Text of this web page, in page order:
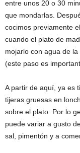
entre unos 20 o 30
que mondarlas.
cocimos previamente
cuando el plato de
mojarlo con agua de
(este paso es
A partir de aquí, ya es
tijeras gruesas en
sobre el plato. Por lo
puede variar a gusto
sal, pimentón y a